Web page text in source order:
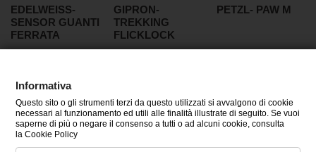
EDELWEISS-
SENSOR GUANTI
FERRATA
GIPRON-
TREKKING
FLICKLOCK
PETZL- PAW M
CATEGORIE
INFORMAZIONI
Informativa
Questo sito o gli strumenti terzi da questo utilizzati si avvalgono di cookie
necessari al funzionamento ed utili alle finalità illustrate di seguito. Se vuoi
saperne di più o negare il consenso a tutti o ad alcuni cookie, consulta
la Cookie Policy